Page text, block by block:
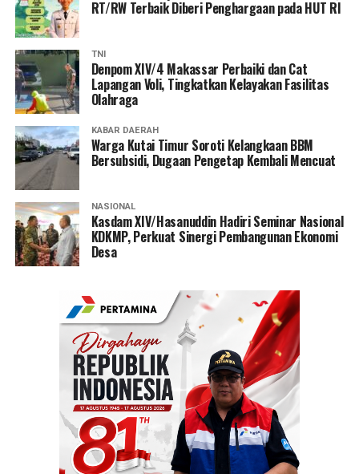
RT/RW Terbaik Diberi Penghargaan pada HUT RI
TNI
Denpom XIV/4 Makassar Perbaiki dan Cat
Lapangan Voli, Tingkatkan Kelayakan Fasilitas
Olahraga
KABAR DAERAH
Warga Kutai Timur Soroti Kelangkaan BBM
Bersubsidi, Dugaan Pengetap Kembali Mencuat
NASIONAL
Kasdam XIV/Hasanuddin Hadiri Seminar Nasional
KDKMP, Perkuat Sinergi Pembangunan Ekonomi
Desa